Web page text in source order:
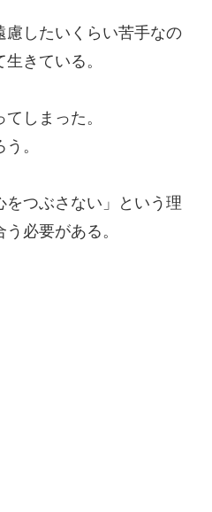
慮したいくらい苦手なの
きている。
しまった。
。
をつぶさない」という理
必要がある。